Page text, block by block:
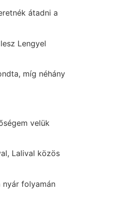
átadni a
Lengyel
míg néhány
velük
Lalival közös
folyamán